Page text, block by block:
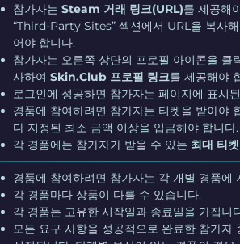
참가자는Steam 거래 링크(URL)를 제공해
“Third-Party Sites” 섹션에서 URL을 복사
어야 합니다.
참가자는 오른쪽 상단의 프로필 아이콘을
사하여Skin.Club 프로필 링크를 제공해야
로그인에 성공하면 참가자는 페이지에 표시
경품에 참여하려면 참가자는 티켓을 받아야
다 지정된 최소 금액 이상을 입금해야 합니
각 경품에는 참가자가 받을 수 있는 최대 티
경품에 참여하려면 참가자는 각 개별 경품에
각 경품마다 상품이 다를 수 있습니다.
각 경품는 고유한 시작일과 종료일을 가집니
모든 요구 사항을 성공적으로 완료한 참가